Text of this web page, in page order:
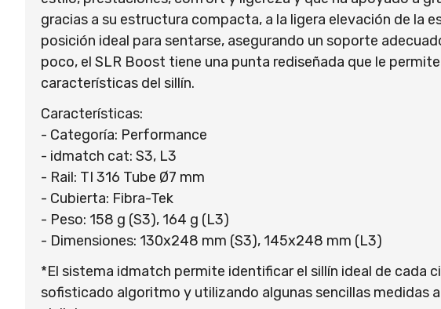
gracias a su estructura compacta, a la ligera elevación de la
posición ideal para sentarse, asegurando un soporte
poco, el SLR Boost tiene una punta rediseñada que le
características del sillín.
Características:
- Categoría: Performance
- idmatch cat: S3, L3
- Rail: TI 316 Tube Ø7 mm
- Cubierta: Fibra-Tek
- Peso: 158 g (S3), 164 g (L3)
- Dimensiones: 130x248 mm (S3), 145x248 mm (L3)
*El sistema idmatch permite identificar el sillín ideal de cada
sofisticado algoritmo y utilizando algunas sencillas medidas